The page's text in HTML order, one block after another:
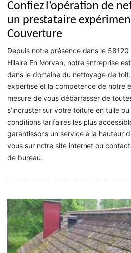
Confiez l’opération de
un prestataire
Couverture
Depuis notre présence dans le
Hilaire En Morvan, notre entreprise
dans le domaine du nettoyage de
expertise et la compétence de notre
mesure de vous débarrasser de
s’incruster sur votre toiture en tuile
conditions tarifaires les plus
garantissons un service à la hauteur
vous sur notre site internet ou
de bureau.